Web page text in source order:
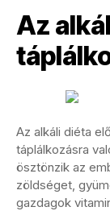
Az
Az alkáli diéta
táplálkozásra
ösztönzik az
zöldséget,
gazdagok